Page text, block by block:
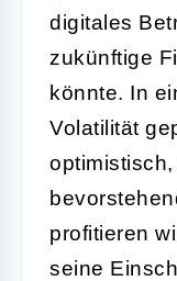
digitales
zukünftige
könnte. In
Volatilität
profitieren
seine